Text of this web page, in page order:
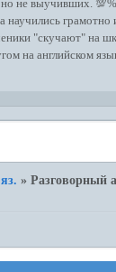
не выучивших.
научились
"скучают" на
на английском
»Разговорный